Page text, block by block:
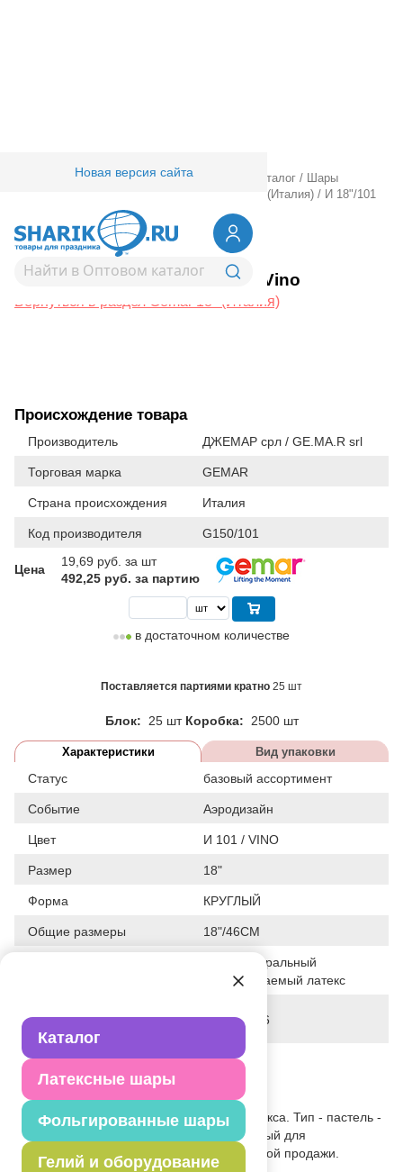
Каталог
Латексные шары
Фольгированные шары
Гелий и оборудование
Новая версия сайта
Товары для праздника/ Оптовый каталог /
Шары
Gemar 18" (Италия) / И 18"/101
1102-2912И 18"/101 Пастель Vino
Вернуться в раздел Gemar 18" (Италия)
Происхождение товара
Производитель ДЖЕМАР срл / GE.MA.R srl
Торговая марка GEMAR
Страна происхождения Италия
Код производителя G150/101
Цена
19,69 руб. за шт
492,25 руб. за партию
в достаточном количестве
Поставляется партиями кратно 25 шт
Блок: 25 шт Коробка: 2500 шт
Характеристики Вид упаковки
Статус базовый ассортимент
Событие Аэродизайн
Цвет И 101 / VINO
Размер 18"
Форма КРУГЛЫЙ
Общие размеры 18"/46СМ
100% натуральный
биоразлагаемый латекс
28-01-2026
Вес 8.840 г
Описание товара
Одноцветный шар из натурального латекса. Тип - пастель -
матовый оттенок цвета. Предназначенный для
использования в оформлении ирозничной продажи.